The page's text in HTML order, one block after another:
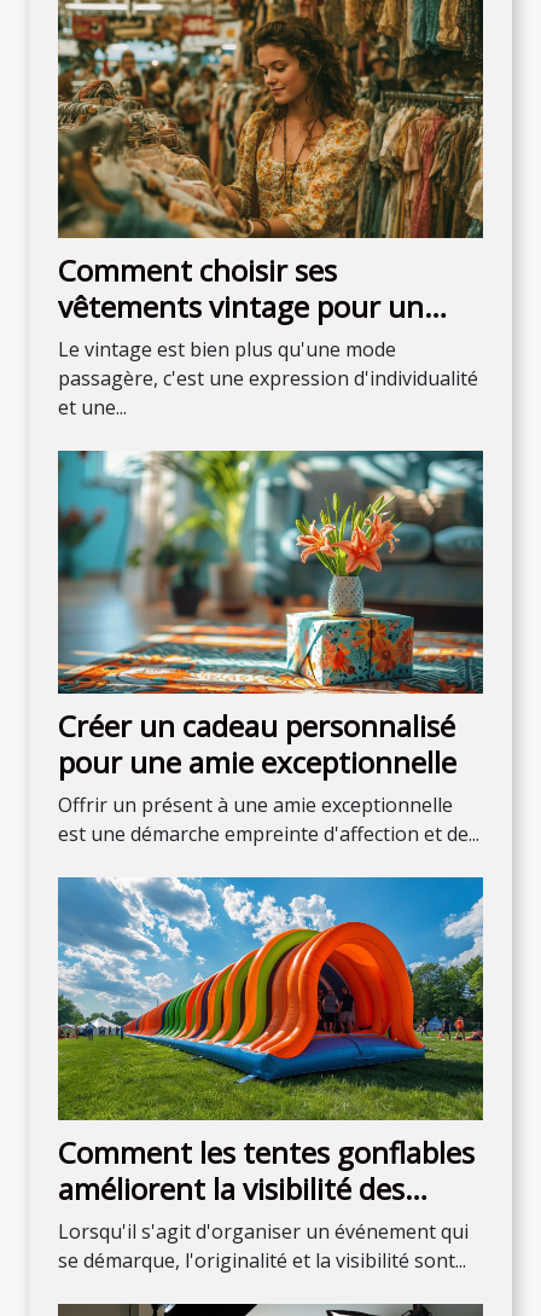
Comment choisir ses
vêtements vintage pour un
style unique
Le vintage est bien plus qu'une mode
passagère, c'est une expression d'individualité
et une...
Créer un cadeau personnalisé
pour une amie exceptionnelle
Offrir un présent à une amie exceptionnelle
est une démarche empreinte d'affection et de...
Comment les tentes gonflables
améliorent la visibilité des
événements
Lorsqu'il s'agit d'organiser un événement qui
se démarque, l'originalité et la visibilité sont...